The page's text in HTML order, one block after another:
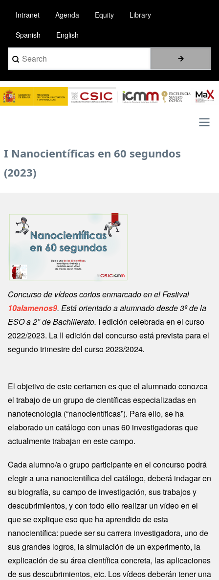
main
content
Intranet Agenda Equity Library
Spanish English
Search
Image
I Nanocientíficas en 60 segundos
(2023)
Concurso de vídeos cortos enmarcado en el Festival
10alamenos9. Está orientado a alumnado desde 3º de la
ESO a 2º de Bachillerato. I edición celebrada en el curso
2022/2023. La II edición del concurso está prevista para el
segundo trimestre del curso 2023/2024.
El objetivo de este certamen es que el alumnado conozca
el trabajo de un grupo de científicas especializadas en
nanotecnología (“nanocientíficas”). Para ello, se ha
elaborado un catálogo con unas 60 investigadoras que
actualmente trabajan en este campo.
Cada alumno/a o grupo participante en el concurso podrá
elegir a una nanocientífica del catálogo, deberá indagar en
su biografía, su campo de investigación, sus trabajos y
descubrimientos, y con todo ello realizar un vídeo en el
que se explique eso que ha aprendido de esta
nanocientífica: puede ser su carrera investigadora, uno de
sus grandes logros, la simulación de un experimento, la
explicación de su área científica concreta, las aplicaciones
de sus descubrimientos, etc. Los vídeos deberán tener una